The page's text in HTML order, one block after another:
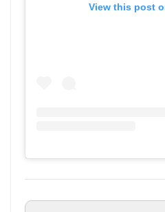
View this post